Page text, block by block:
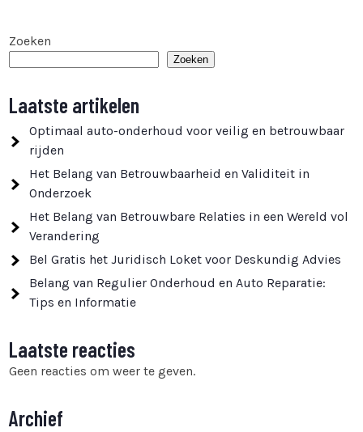
Zoeken
Zoeken
Laatste artikelen
Optimaal auto-onderhoud voor veilig en betrouwbaar
rijden
Het Belang van Betrouwbaarheid en Validiteit in
Onderzoek
Het Belang van Betrouwbare Relaties in een Wereld vol
Verandering
Bel Gratis het Juridisch Loket voor Deskundig Advies
Belang van Regulier Onderhoud en Auto Reparatie:
Tips en Informatie
Laatste reacties
Geen reacties om weer te geven.
Archief